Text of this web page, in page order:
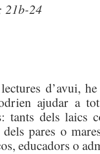
21b-24
d’avui,
ajudar a
tants dels laics
pares o
educadors o